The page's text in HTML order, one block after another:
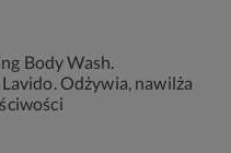
Body Wash.
Odżywia, nawilża